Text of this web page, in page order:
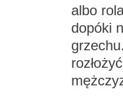
albo
dopóki